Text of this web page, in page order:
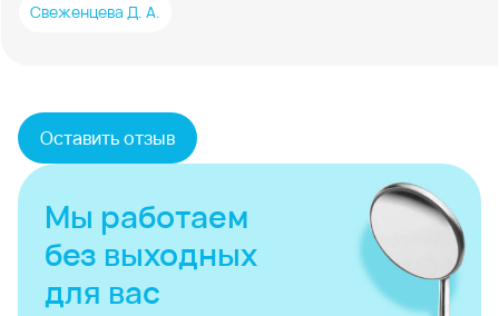
Свеженцева Д. А.
Оставить отзыв
Мы работаем
без выходных
для вас